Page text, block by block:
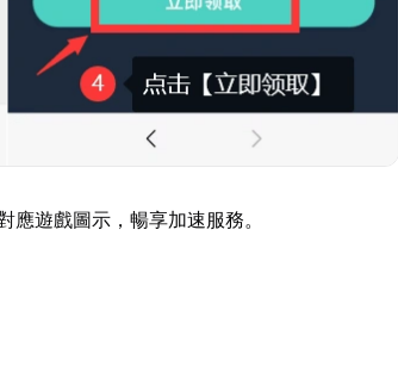
遊戲圖示，暢享加速服務。